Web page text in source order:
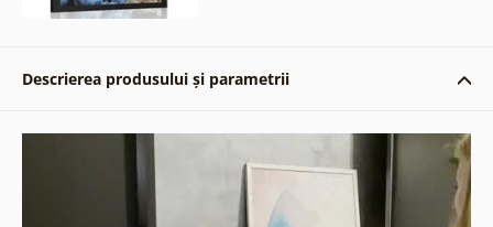
Descrierea produsului și parametrii